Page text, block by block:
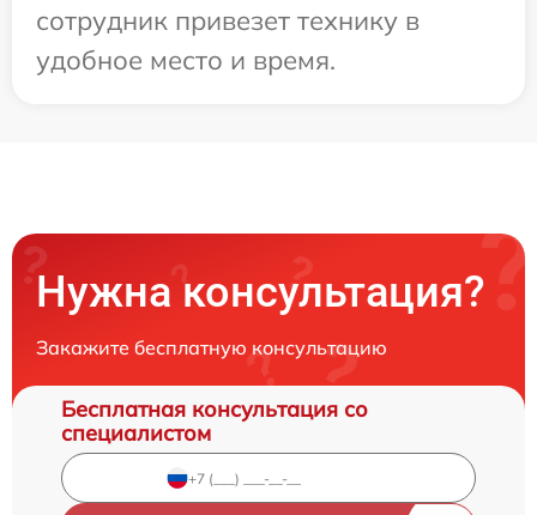
сотрудник привезет технику в
удобное место и время.
Нужна консультация?
Закажите бесплатную консультацию
Бесплатная консультация со
специалистом